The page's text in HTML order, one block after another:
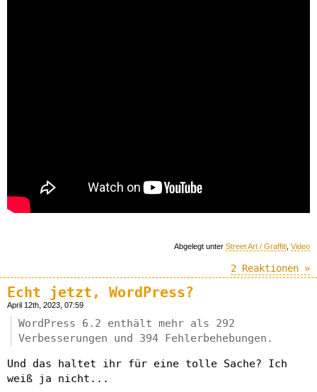
Abgelegt unter Street Art / Graffiti Video
2 Reaktionen »
Echt jetzt, WordPress?
April 12th, 2023, 07:59
WordPress 6.2 enthält mehr als 292
Verbesserungen und 394 Fehlerbehebungen.
Und das haltet ihr für eine tolle Sache? Ich
weiß ja nicht...